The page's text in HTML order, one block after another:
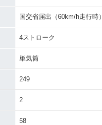
国交省届出（60km/h走行時）
4ストローク
単気筒
249
2
58